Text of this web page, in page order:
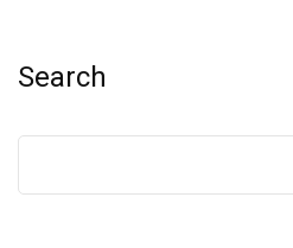
Search